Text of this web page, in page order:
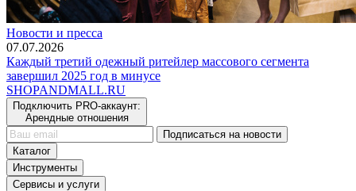
Новости и пресса
07.07.2026
Каждый третий одежный ритейлер массового сегмента
завершил 2025 год в минусе
SHOPANDMALL.RU
Подключить PRO-аккаунт:
Арендные отношения
Подписаться на новости
Каталог
Инструменты
Сервисы и услуги